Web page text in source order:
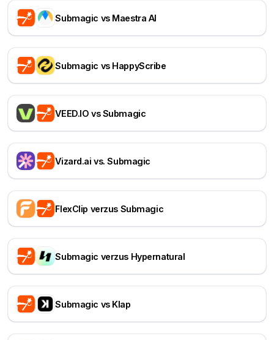
Submagic vs Maestra AI
Submagic vs HappyScribe
VEED.IO vs Submagic
Vizard.ai vs. Submagic
FlexClip verzus Submagic
Submagic verzus Hypernatural
Submagic vs Klap